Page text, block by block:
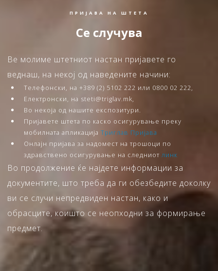
ПРИЈАВА НА ШТЕТА
Се случува
Ве молиме штетниот настан пријавете го
веднаш, на некој од наведените начини:
Телефонски, на +389 (2) 5102 222 или 0800 02 222,
Електронски, на steti@triglav.mk,
Во некоја од нашите експозитури.
Пријавете штета по каско осигурување преку
мобилната апликација Триглав Пријава
Онлајн пријава за надомест на трошоци по
здравствено осигурување на следниот линк
Во продолжение ќе најдете информации за
документите, што треба да ги обезбедите доколку
ви се случи непредвиден настан, како и
обрасците, коишто се неопходни за формирање
предмет.